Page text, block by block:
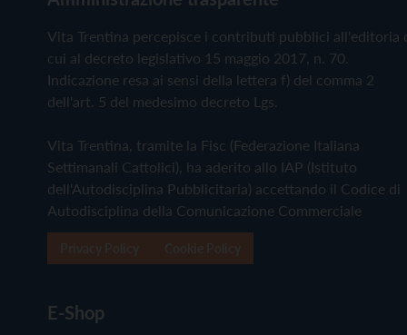
Vita Trentina percepisce i contributi pubblici all'editoria
cui al decreto legislativo 15 maggio 2017, n. 70.
Indicazione resa ai sensi della lettera f) del comma 2
dell'art. 5 del medesimo decreto Lgs.
Vita Trentina, tramite la Fisc (Federazione Italiana
Settimanali Cattolici), ha aderito allo IAP (Istituto
dell'Autodisciplina Pubblicitaria) accettando il Codice di
Autodisciplina della Comunicazione Commerciale
E-Shop